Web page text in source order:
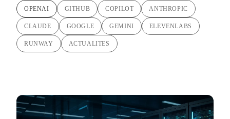
OPENAI GITHUB COPILOT ANTHROPIC
CLAUDE GOOGLE GEMINI ELEVENLABS
RUNWAY ACTUALITES